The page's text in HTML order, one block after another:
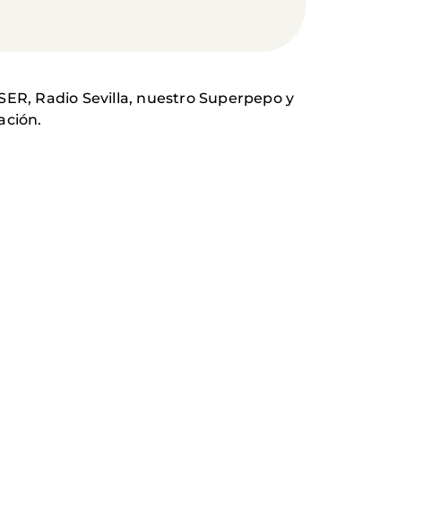
Radio Sevilla, nuestro Superpepo y